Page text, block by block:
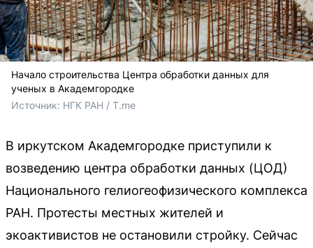
Начало строительства Центра обработки данных для
ученых в Академгородке
Источник: НГК РАН / T.me
В иркутском Академгородке приступили к
возведению центра обработки данных (ЦОД)
Национального гелиогеофизического комплекса
РАН. Протесты местных жителей и
экоактивистов не остановили стройку. Сейчас